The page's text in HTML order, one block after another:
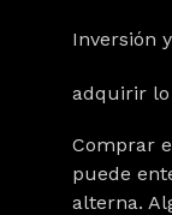
Inversión
adquirir
Comprar
puede
alterna.